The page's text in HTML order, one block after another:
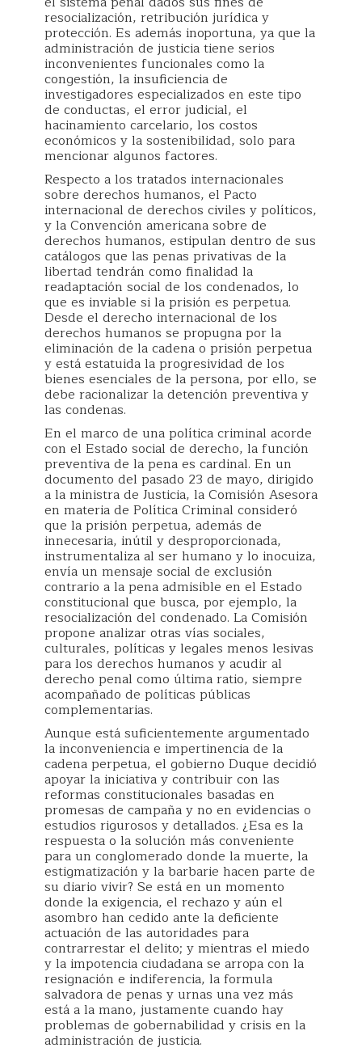
resocialización, retribución jurídica y
protección. Es además inoportuna, ya que la
administración de justicia tiene serios
inconvenientes funcionales como la
congestión, la insuficiencia de
investigadores especializados en este tipo
de conductas, el error judicial, el
hacinamiento carcelario, los costos
económicos y la sostenibilidad, solo para
mencionar algunos factores.
Respecto a los tratados internacionales
sobre derechos humanos, el Pacto
internacional de derechos civiles y políticos,
y la Convención americana sobre de
derechos humanos, estipulan dentro de sus
catálogos que las penas privativas de la
libertad tendrán como finalidad la
readaptación social de los condenados, lo
que es inviable si la prisión es perpetua.
Desde el derecho internacional de los
derechos humanos se propugna por la
eliminación de la cadena o prisión perpetua
y está estatuida la progresividad de los
bienes esenciales de la persona, por ello, se
debe racionalizar la detención preventiva y
las condenas.
En el marco de una política criminal acorde
con el Estado social de derecho, la función
preventiva de la pena es cardinal. En un
documento del pasado 23 de mayo, dirigido
a la ministra de Justicia, la Comisión Asesora
en materia de Política Criminal consideró
que la prisión perpetua, además de
innecesaria, inútil y desproporcionada,
instrumentaliza al ser humano y lo inocuiza,
envía un mensaje social de exclusión
contrario a la pena admisible en el Estado
constitucional que busca, por ejemplo, la
resocialización del condenado. La Comisión
propone analizar otras vías sociales,
culturales, políticas y legales menos lesivas
para los derechos humanos y acudir al
derecho penal como última ratio, siempre
acompañado de políticas públicas
complementarias.
Aunque está suficientemente argumentado
la inconveniencia e impertinencia de la
cadena perpetua, el gobierno Duque decidió
apoyar la iniciativa y contribuir con las
reformas constitucionales basadas en
promesas de campaña y no en evidencias o
estudios rigurosos y detallados. ¿Esa es la
respuesta o la solución más conveniente
para un conglomerado donde la muerte, la
estigmatización y la barbarie hacen parte de
su diario vivir? Se está en un momento
donde la exigencia, el rechazo y aún el
asombro han cedido ante la deficiente
actuación de las autoridades para
contrarrestar el delito; y mientras el miedo
y la impotencia ciudadana se arropa con la
resignación e indiferencia, la formula
salvadora de penas y urnas una vez más
está a la mano, justamente cuando hay
problemas de gobernabilidad y crisis en la
administración de justicia.